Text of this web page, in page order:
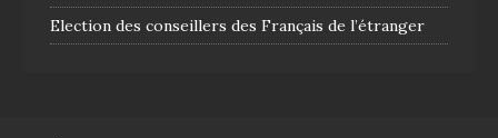
Election des conseillers des Français de l’étranger